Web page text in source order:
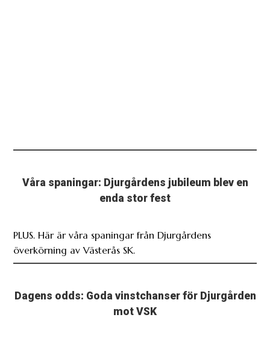
Våra spaningar: Djurgårdens jubileum blev en
enda stor fest
PLUS. Här är våra spaningar från Djurgårdens
överkörning av Västerås SK.
Dagens odds: Goda vinstchanser för Djurgården
mot VSK